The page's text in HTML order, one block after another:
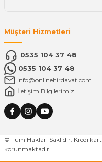
Müşteri Hizmetleri
0535 104 37 48
0535 104 37 48
info@onlinehirdavat.com
İletişim Bilgilerimiz
© Tüm Hakları Saklıdır. Kredi
korunmaktadır.